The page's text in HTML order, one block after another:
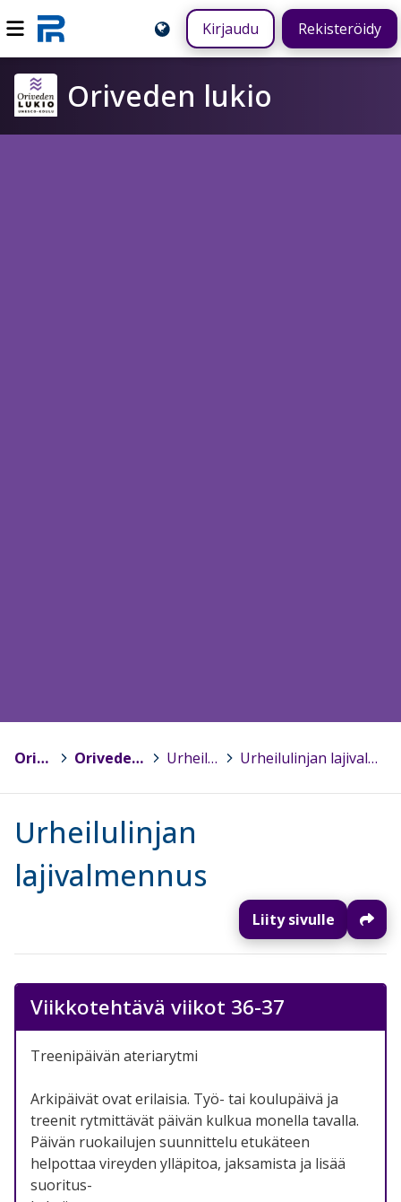
Kirjaudu Rekisteröidy
Oriveden lukio
Orivesi Oriveden lukio Urheilulinja > Urheilulinjan lajivalmennus
Urheilulinjan
lajivalmennus
Liity sivulle
Viikkotehtävä viikot 36-37
Treenipäivän ateriarytmi
Arkipäivät ovat erilaisia. Työ- tai koulupäivä ja
treenit rytmittävät päivän kulkua monella tavalla.
Päivän ruokailujen suunnittelu etukäteen
helpottaa vireyden ylläpitoa, jaksamista ja lisää
suoritus-